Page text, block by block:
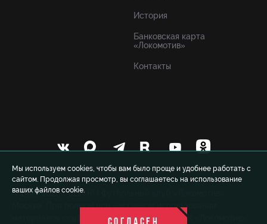
Мы используем cookies, чтобы вам было проще и удобнее работать с
сайтом. Продолжая просмотр, вы соглашаетесь на использование
ваших файлов cookie.
История
Банковская карта
«Локомотив»
Контакты
© 1999-2026 FCLM.RU Футбольный клуб «Локомотив»
Москва. При полном или частичном использовании
материалов ссылка на официальный сайт ФК «Локомотив»